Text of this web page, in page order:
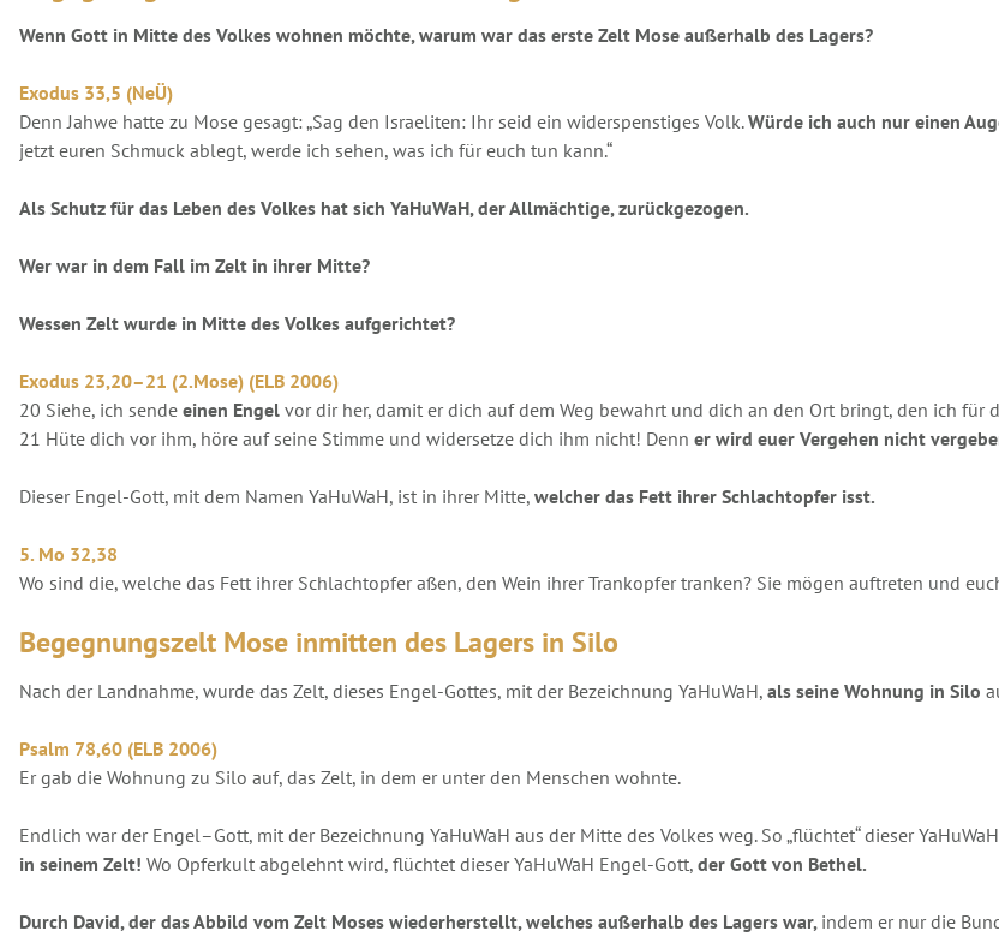
Wenn Gott in Mitte des Volkes wohnen möchte, warum war das erste Zelt Mose außerhalb des Lagers?
Exodus 33,5 (NeÜ)
Denn Jahwe hatte zu Mose gesagt: „Sag den Israeliten: Ihr seid ein widerspenstiges Volk.Würde ich auch nur einen
jetzt euren Schmuck ablegt, werde ich sehen, was ich für euch tun kann.“
Als Schutz für das Leben des Volkes hat sich YaHuWaH, der Allmächtige, zurückgezogen.
Wer war in dem Fall im Zelt in ihrer Mitte?
Wessen Zelt wurde in Mitte des Volkes aufgerichtet?
Exodus 23,20–21 (2.Mose) (ELB 2006)
20 Siehe, ich sende einen Engel vor dir her, damit er dich auf dem Weg bewahrt und dich an den Ort bringt, den ich für
21 Hüte dich vor ihm, höre auf seine Stimme und widersetze dich ihm nicht! Denn er wird euer Vergehen nicht
Dieser Engel-Gott, mit dem Namen YaHuWaH, ist in ihrer Mitte, welcher das Fett ihrer Schlachtopfer isst.
5. Mo 32,38
Wo sind die, welche das Fett ihrer Schlachtopfer aßen, den Wein ihrer Trankopfer tranken? Sie mögen auftreten und
Begegnungszelt Mose inmitten des Lagers in Silo
Nach der Landnahme, wurde das Zelt, dieses Engel-Gottes, mit der Bezeichnung YaHuWaH, als seine Wohnung in Silo
Psalm 78,60 (ELB 2006)
Er gab die Wohnung zu Silo auf, das Zelt, in dem er unter den Menschen wohnte.
Endlich war der Engel–Gott, mit der Bezeichnung YaHuWaH aus der Mitte des Volkes weg. So „flüchtet“ dieser
in seinem Zelt! Wo Opferkult abgelehnt wird, flüchtet dieser YaHuWaH Engel-Gott, der Gott von Bethel.
Durch David, der das Abbild vom Zelt Moses wiederherstellt, welches außerhalb des Lagers war, indem er nur die